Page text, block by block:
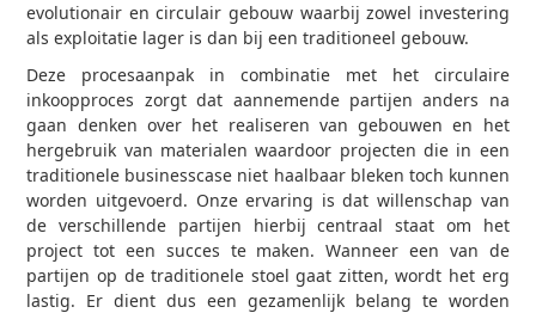
evolutionair en circulair gebouw waarbij zowel investering
als exploitatie lager is dan bij een traditioneel gebouw.
Deze procesaanpak in combinatie met het circulaire
inkoopproces zorgt dat aannemende partijen anders na
gaan denken over het realiseren van gebouwen en het
hergebruik van materialen waardoor projecten die in een
traditionele businesscase niet haalbaar bleken toch kunnen
worden uitgevoerd. Onze ervaring is dat willenschap van
de verschillende partijen hierbij centraal staat om het
project tot een succes te maken. Wanneer een van de
partijen op de traditionele stoel gaat zitten, wordt het erg
lastig. Er dient dus een gezamenlijk belang te worden